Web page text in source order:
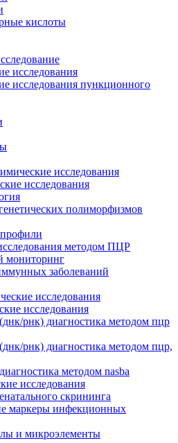
кислоты
исследования
исследования пункционного
исследования
исследования
полиморфизмов
методом ПЦР
мониторинг
заболеваний
исследования
исследования
рнк) диагностика методом пцр
рнк) диагностика методом пцр,
методом nasba
исследования
скрининга
маркеры инфекционных
и микроэлементы